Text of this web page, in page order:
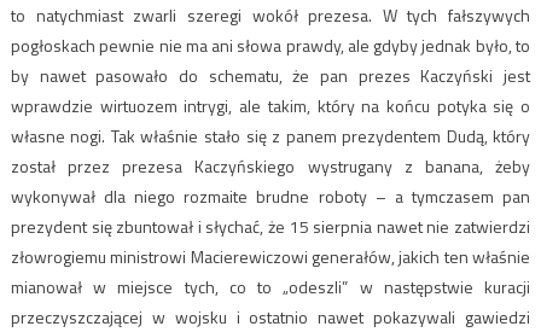
to natychmiast zwarli szeregi wokół prezesa. W tych fałszywych
pogłoskach pewnie nie ma ani słowa prawdy, ale gdyby jednak było, to
by nawet pasowało do schematu, że pan prezes Kaczyński jest
wprawdzie wirtuozem intrygi, ale takim, który na końcu potyka się o
własne nogi. Tak właśnie stało się z panem prezydentem Dudą, który
został przez prezesa Kaczyńskiego wystrugany z banana, żeby
wykonywał dla niego rozmaite brudne roboty – a tymczasem pan
prezydent się zbuntował i słychać, że 15 sierpnia nawet nie zatwierdzi
złowrogiemu ministrowi Macierewiczowi generałów, jakich ten właśnie
mianował w miejsce tych, co to „odeszli” w następstwie kuracji
przeczyszczającej w wojsku i ostatnio nawet pokazywali gawiedzi